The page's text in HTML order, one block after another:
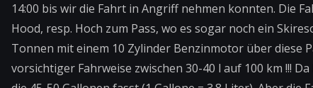
14:00 bis wir die Fahrt in Angriff nehmen konnten. Die
Hood, resp. Hoch zum Pass, wo es sogar noch ein
Tonnen mit einem 10 Zylinder Benzinmotor über diese
vorsichtiger Fahrweise zwischen 30-40 l auf 100 km !!!